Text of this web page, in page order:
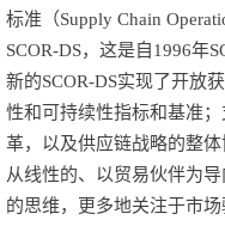
标准（Supply Chain
SCOR-DS，这是自1996年
新的SCOR-DS实现了开放
性和可持续性指标和基准
革，以及供应链战略的整
从线性的、以贸易伙伴为
的思维，更多地关注于市